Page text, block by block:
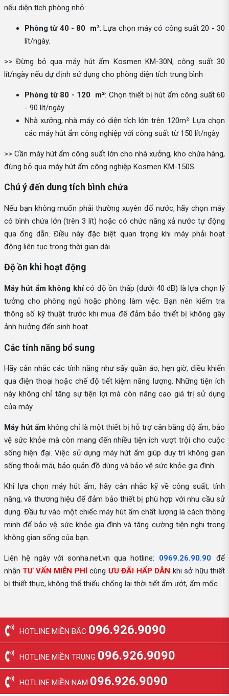
nếu diện tích phòng nhỏ:
Phòng từ 40 - 80 m²: Lựa chọn máy có công suất 20 - 30
lít/ngày.
>> Đừng bỏ qua máy hút ẩm Kosmen KM-30N, công suất 30
lít/ngày nếu dự định sử dụng cho phòng diện tích trung bình
Phòng từ 80 - 120 m²: Chọn thiết bị hút ẩm công suất 60
- 90 lít/ngày
Nhà xưởng, nhà máy có diện tích lớn trên 120m²: Lựa chọn
các máy hút ẩm công nghiệp với công suất từ 150 lít/ngày
>> Cần máy hút ẩm công suất lớn cho nhà xưởng, kho chứa hàng,
đừng bỏ qua máy hút ẩm công nghiệp Kosmen KM-150S
Chú ý đến dung tích bình chứa
Nếu bạn không muốn phải thường xuyên đổ nước, hãy chọn máy
có bình chứa lớn (trên 3 lít) hoặc có chức năng xả nước tự động
qua ống dẫn. Điều này đặc biệt quan trọng khi máy phải hoạt
động liên tục trong thời gian dài.
Độ ồn khi hoạt động
Máy hút ẩm không khícó độ ồn thấp (dưới 40 dB) là lựa chọn lý
tưởng cho phòng ngủ hoặc phòng làm việc. Bạn nên kiểm tra
thông số kỹ thuật trước khi mua để đảm bảo thiết bị không gây
ảnh hưởng đến sinh hoạt.
Các tính năng bổ sung
Hãy cân nhắc các tính năng như sấy quần áo, hẹn giờ, điều khiển
qua điện thoại hoặc chế độ tiết kiệm năng lượng. Những tiện ích
này không chỉ tăng sự tiện lợi mà còn nâng cao giá trị sử dụng
của máy.
Máy hút ẩm không chỉ là một thiết bị hỗ trợ cân bằng độ ẩm, bảo
vệ sức khỏe mà còn mang đến nhiều tiện ích vượt trội cho cuộc
sống hiện đại. Việc sử dụng máy hút ẩm giúp duy trì không gian
sống thoải mái, bảo quản đồ dùng và bảo vệ sức khỏe gia đình.
Khi lựa chọn máy hút ẩm, hãy cân nhắc kỹ về công suất, tính
năng, và thương hiệu để đảm bảo thiết bị phù hợp với nhu cầu sử
dụng. Đầu tư vào một chiếc máy hút ẩm chất lượng là cách thông
minh để bảo vệ sức khỏe gia đình và tăng cường tiện nghi trong
không gian sống của bạn.
Liên hệ ngày với sonha.net.vn qua hotline: 0969.26.90.90 để
nhận TƯ VẤN MIỄN PHÍ cùng ƯU ĐÃI HẤP DẪN khi sở hữu thiết
bị thiết thực, không thể thiếu chống lại thời tiết ẩm ướt, ẩm mốc.
HOTLINE MIỀN BẮC 096.926.9090
HOTLINE MIỀN TRUNG 096.926.9090
HOTLINE MIỀN NAM 096.926.9090